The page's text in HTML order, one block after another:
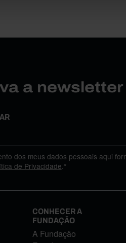
a
dos meus dados pessoais aqui
de Privacidade.*
CONHECER A
FUNDAÇÃO
A Fundação